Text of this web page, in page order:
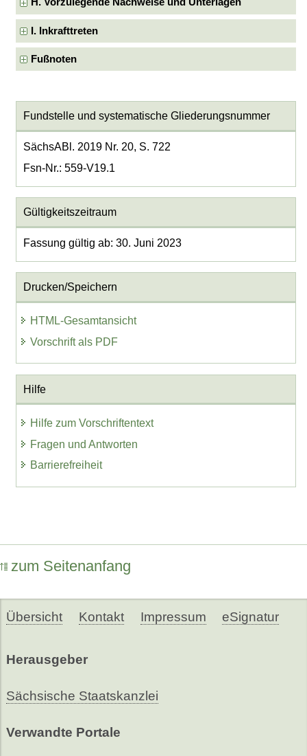
I. Inkrafttreten
Fußnoten
Fundstelle und systematische Gliederungsnummer
SächsABl. 2019 Nr. 20, S. 722
Fsn-Nr.: 559-V19.1
Gültigkeitszeitraum
Fassung gültig ab: 30. Juni 2023
Drucken/Speichern
HTML-Gesamtansicht
Vorschrift als PDF
Hilfe
Hilfe zum Vorschriftentext
Fragen und Antworten
Barrierefreiheit
zum Seitenanfang
Übersicht Kontakt Impressum eSignatur
Herausgeber
Sächsische Staatskanzlei
Verwandte Portale